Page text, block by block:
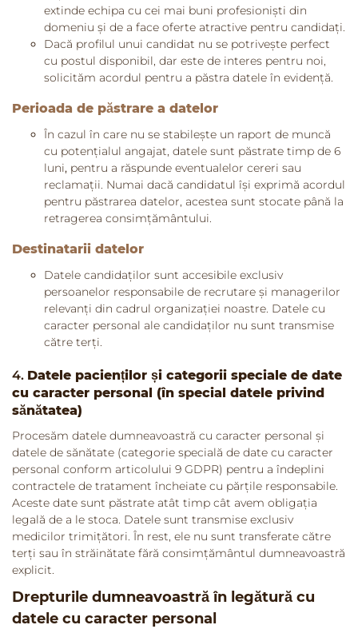
extinde echipa cu cei mai buni profesioniști din
domeniu și de a face oferte atractive pentru candidați.
Dacă profilul unui candidat nu se potrivește perfect
cu postul disponibil, dar este de interes pentru noi,
solicităm acordul pentru a păstra datele în evidență.
Perioada de păstrare a datelor
În cazul în care nu se stabilește un raport de muncă
cu potențialul angajat, datele sunt păstrate timp de 6
luni, pentru a răspunde eventualelor cereri sau
reclamații. Numai dacă candidatul își exprimă acordul
pentru păstrarea datelor, acestea sunt stocate până la
retragerea consimțământului.
Destinatarii datelor
Datele candidaților sunt accesibile exclusiv
persoanelor responsabile de recrutare și managerilor
relevanți din cadrul organizației noastre. Datele cu
caracter personal ale candidaților nu sunt transmise
către terți.
4. Datele pacienților și categorii speciale de date
cu caracter personal (în special datele privind
sănătatea)
Procesăm datele dumneavoastră cu caracter personal și
datele de sănătate (categorie specială de date cu caracter
personal conform articolului 9 GDPR) pentru a îndeplini
contractele de tratament încheiate cu părțile responsabile.
Aceste date sunt păstrate atât timp cât avem obligația
legală de a le stoca. Datele sunt transmise exclusiv
medicilor trimițători. În rest, ele nu sunt transferate către
terți sau în străinătate fără consimțământul dumneavoastră
explicit.
Drepturile dumneavoastră în legătură cu
datele cu caracter personal